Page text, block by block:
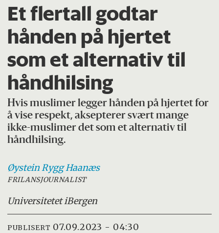
Et flertall godtar
hånden på hjertet
som et alternativ til
håndhilsing
Hvis muslimer legger hånden på hjertet for
å vise respekt, aksepterer svært mange
ikke-muslimer det som et alternativ til
håndhilsing.
ØysteinRygg Haanæs
FRILANSJOURNALIST
Universitetet iBergen
PUBLISERT 07.09.2023 - 04:30